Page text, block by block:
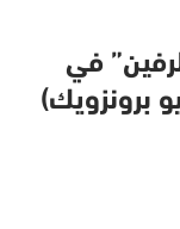
في
برونزويك)